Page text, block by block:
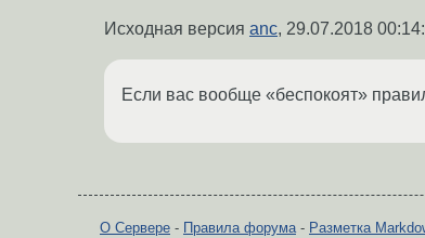
Исходная версия anc, 29.07.2018 00:14:
Если вас вообще «беспокоят»
О Сервере - Правила форума- Разметка